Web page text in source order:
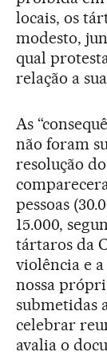
locais, os
modesto,
qual
relação a
As
não foram
resolução
pessoas
15.000,
tártaros da
violência e
nossa
submetidas
celebrar
avalia o